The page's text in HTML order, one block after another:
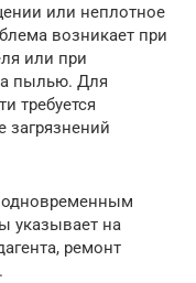
или неплотное
возникает при
или при
пылью. Для
требуется
загрязнений
одновременным
указывает на
ремонт